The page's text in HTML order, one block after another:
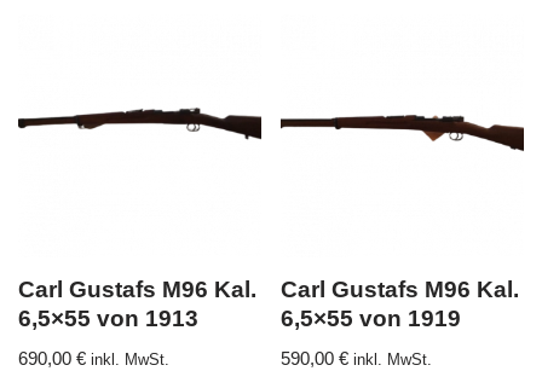
Carl Gustafs M96 Kal.
6,5×55 von 1913
690,00 € inkl. MwSt.
Carl Gustafs M96 Kal.
6,5×55 von 1919
590,00€ inkl. MwSt.